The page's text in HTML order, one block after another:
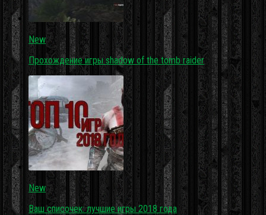
New
Прохождение игры shadow of the tomb raider
New
Ваш списочек: лучшие игры 2018 года